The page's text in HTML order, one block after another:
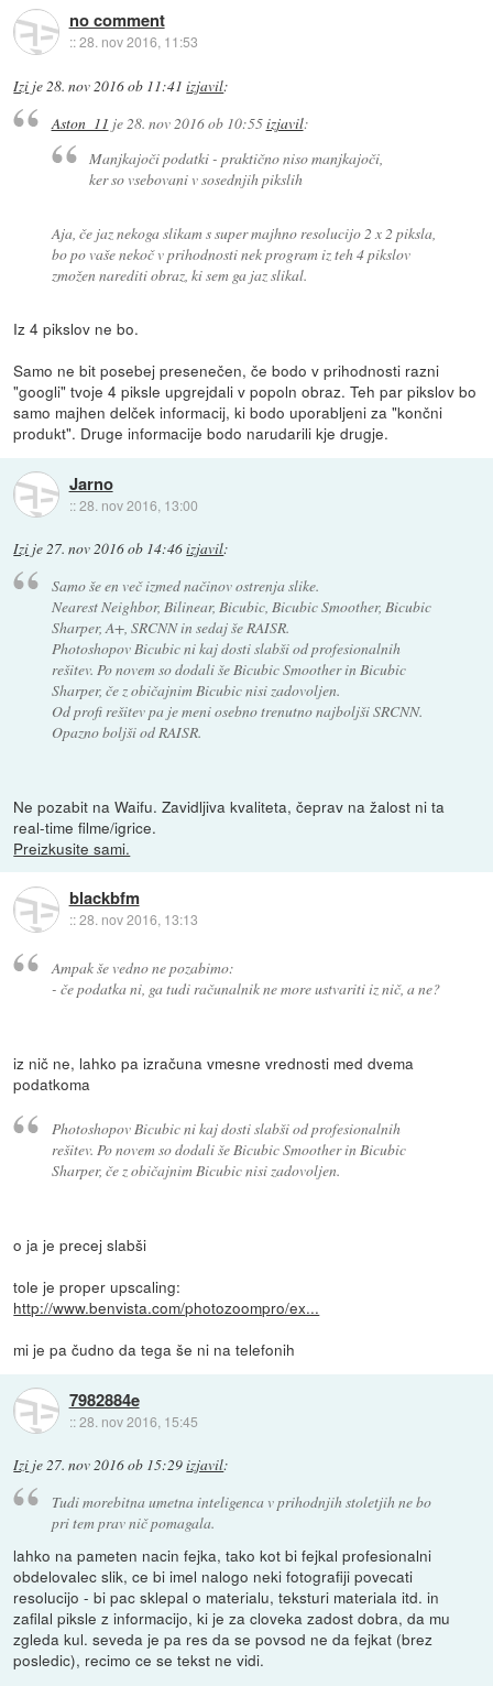
no comment
::28. nov 2016, 11:53
Izi je28. nov 2016 ob 11:41 izjavil:
Aston_11 je 28. nov 2016 ob 10:55izjavil:
Manjkajoči podatki - praktično niso manjkajoči,
ker so vsebovani v sosednjih pikslih
Aja, če jaz nekoga slikam s super majhno resolucijo 2 x 2 piksla,
bo po vaše nekoč v prihodnosti nek program iz teh 4 pikslov
zmožen narediti obraz, ki sem ga jaz slikal.
Iz 4 pikslov ne bo.
Samo ne bit posebej presenečen, če bodo v prihodnosti razni
"googli" tvoje 4 piksle upgrejdali v popoln obraz. Teh par pikslov bo
samo majhen delček informacij, ki bodo uporabljeni za "končni
produkt". Druge informacije bodo narudarili kje drugje.
Jarno
::28. nov 2016, 13:00
Izi je27. nov 2016 ob 14:46izjavil:
Samo še en več izmed načinov ostrenja slike.
Nearest Neighbor, Bilinear, Bicubic, Bicubic Smoother, Bicubic
Sharper, A+, SRCNN in sedaj še RAISR.
Photoshopov Bicubic ni kaj dosti slabši od profesionalnih
rešitev. Po novem so dodali še Bicubic Smoother in Bicubic
Sharper, če z običajnim Bicubic nisi zadovoljen.
Od profi rešitev pa je meni osebno trenutno najboljši SRCNN.
Opazno boljši od RAISR.
Ne pozabit na Waifu. Zavidljiva kvaliteta, čeprav na žalost ni ta
real-time filme/igrice.
Preizkusite sami.
blackbfm
::28. nov 2016, 13:13
Ampak še vedno ne pozabimo:
- če podatka ni, ga tudi računalnik ne more ustvariti iz nič, a ne?
iz nič ne, lahko pa izračuna vmesne vrednosti med dvema
podatkoma
Photoshopov Bicubic ni kaj dosti slabši od profesionalnih
rešitev. Po novem so dodali še Bicubic Smoother in Bicubic
Sharper, če z običajnim Bicubic nisi zadovoljen.
o ja je precej slabši
tole je proper upscaling:
http://www.benvista.com/photozoompro/ex...
mi je pa čudno da tega še ni na telefonih
7982884e
::28. nov 2016, 15:45
Izi je27. nov 2016 ob 15:29izjavil:
Tudi morebitna umetna inteligenca v prihodnjih stoletjih ne bo
pri tem prav nič pomagala.
lahko na pameten nacin fejka, tako kot bi fejkal profesionalni
obdelovalec slik, ce bi imel nalogo neki fotografiji povecati
resolucijo - bi pac sklepal o materialu, teksturi materiala itd. in
zafilal piksle z informacijo, ki je za cloveka zadost dobra, da mu
zgleda kul. seveda je pa res da se povsod ne da fejkat (brez
posledic), recimo ce se tekst ne vidi.